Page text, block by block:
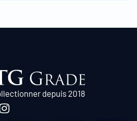
depuis 2018